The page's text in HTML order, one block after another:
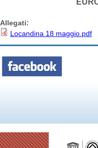
Allegati:
Locandina 18 maggio.pdf